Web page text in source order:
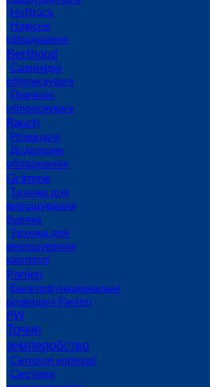
Hoftrack
Навісне
обладнання
Berthoud
Самохідні
обприскувачі
Причіпні
обприскувачі
Rauch
Розкидачі
Додаткове
обладнання
Grimme
Техніка для
вирощування
буряка
Техніка для
вирощування
картоплі
Panien
Багатофункціональні
розкидачі Panien
PW
Точне
землеробство
Сигнали корекції
Системи